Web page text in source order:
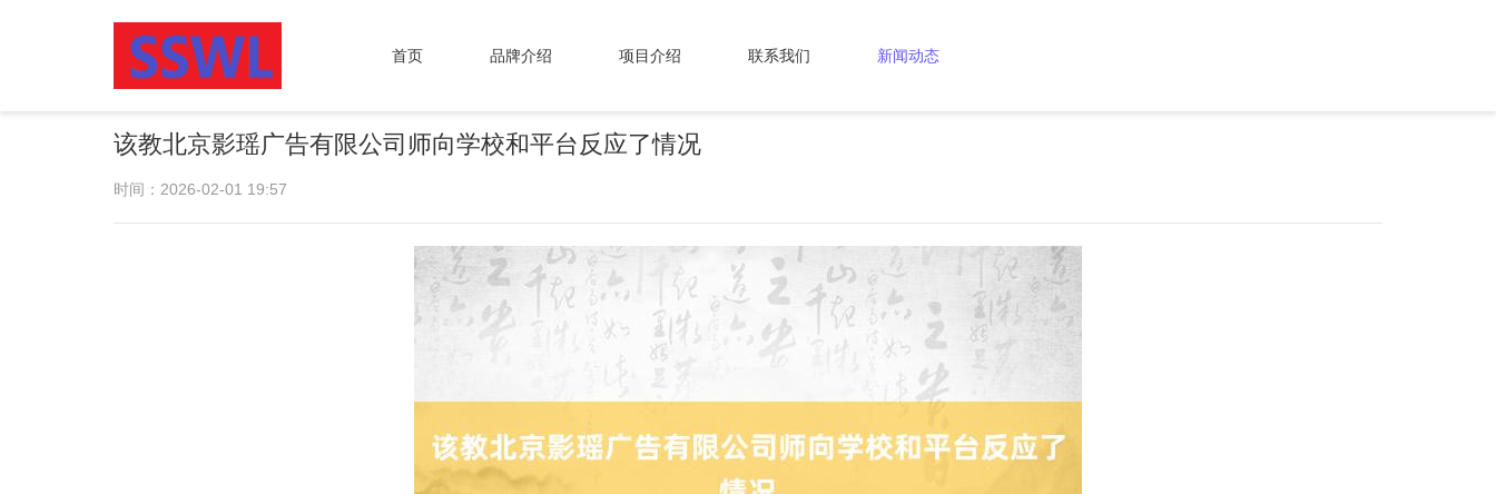
首页 品牌介绍 项目介绍 联系我们 新闻动态
该教北京影瑶广告有限公司师向学校和平台反应了情况
时间：2026-02-01 19:57